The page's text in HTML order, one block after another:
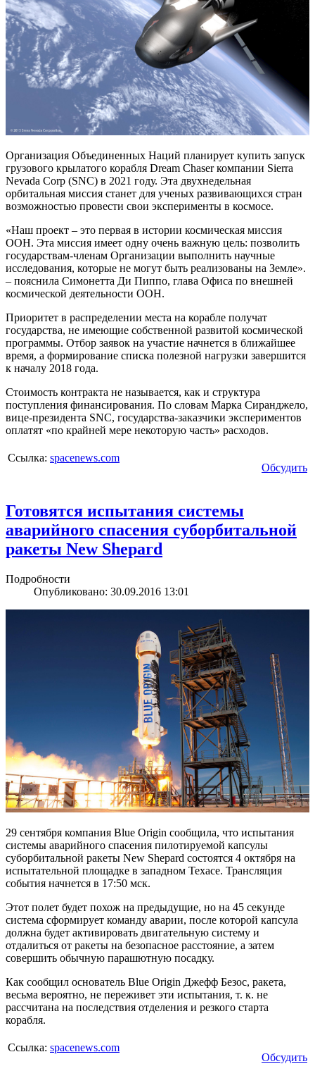
Организация Объединенных Наций планирует купить запуск
грузового крылатого корабля Dream Chaser компании Sierra
Nevada Corp (SNC) в 2021 году. Эта двухнедельная
орбитальная миссия станет для ученых развивающихся стран
возможностью провести свои эксперименты в космосе.
«Наш проект – это первая в истории космическая миссия
ООН. Эта миссия имеет одну очень важную цель: позволить
государствам-членам Организации выполнить научные
исследования, которые не могут быть реализованы на Земле».
– пояснила Симонетта Ди Пиппо, глава Офиса по внешней
космической деятельности ООН.
Приоритет в распределении места на корабле получат
государства, не имеющие собственной развитой космической
программы. Отбор заявок на участие начнется в ближайшее
время, а формирование списка полезной нагрузки завершится
к началу 2018 года.
Стоимость контракта не называется, как и структура
поступления финансирования. По словам Марка Сиранджело,
вице-президента SNC, государства-заказчики экспериментов
оплатят «по крайней мере некоторую часть» расходов.
Ссылка: spacenews.com
Обсудить
Готовятся испытания системы
аварийного спасения суборбитальной
ракеты New Shepard
Подробности
Опубликовано: 30.09.2016 13:01
29 сентября компания Blue Origin сообщила, что испытания
системы аварийного спасения пилотируемой капсулы
суборбитальной ракеты New Shepard состоятся 4 октября на
испытательной площадке в западном Техасе. Трансляция
события начнется в 17:50 мск.
Этот полет будет похож на предыдущие, но на 45 секунде
система сформирует команду аварии, после которой капсула
должна будет активировать двигательную систему и
отдалиться от ракеты на безопасное расстояние, а затем
совершить обычную парашютную посадку.
Как сообщил основатель Blue Origin Джефф Безос, ракета,
весьма вероятно, не переживет эти испытания, т. к. не
рассчитана на последствия отделения и резкого старта
корабля.
Ссылка: spacenews.com
Обсудить